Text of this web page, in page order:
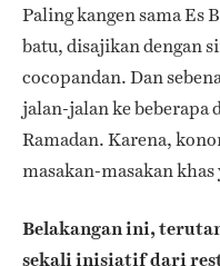
Paling kangen sama Es
batu, disajikan dengan
cocopandan. Dan
jalan-jalan ke beberapa
Ramadan. Karena,
masakan-masakan
Belakangan ini,
sekali inisiatif dari